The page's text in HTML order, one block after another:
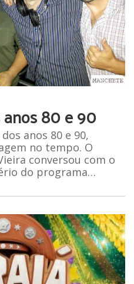
80 e 90
anos 80 e 90,
no tempo. O
conversou com o
do programa…